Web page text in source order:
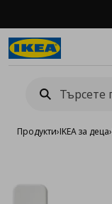
Продукти›IKEA за деца›